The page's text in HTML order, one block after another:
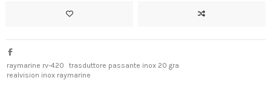
raymarine rv-420
trasduttore passante inox 20 gra
realvision inox raymarine